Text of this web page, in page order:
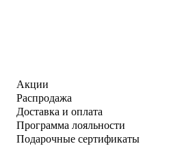
Акции
Распродажа
Доставка и оплата
Программа лояльности
Подарочные сертификаты